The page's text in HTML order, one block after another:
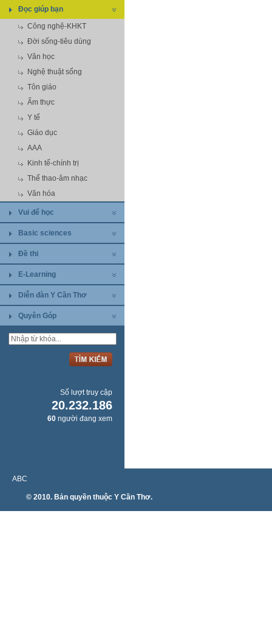
Đọc giúp bạn
Công nghệ-KHKT
Đời sống-tiêu dùng
Văn học
Nghệ thuật sống
Tôn giáo
Ẩm thực
Y tế
Giáo dục
AAA
Kinh tế-chính trị
Thể thao-âm nhạc
Văn hóa
Vui để học
Basic sciences
Đề thi
E-Learning
Diễn đàn Y Cần Thơ
Quyên Góp
Số lượt truy cập
20.232.186
60 người đang xem
ABC
© 2010. Bản quyền thuộc Y Cần Thơ.